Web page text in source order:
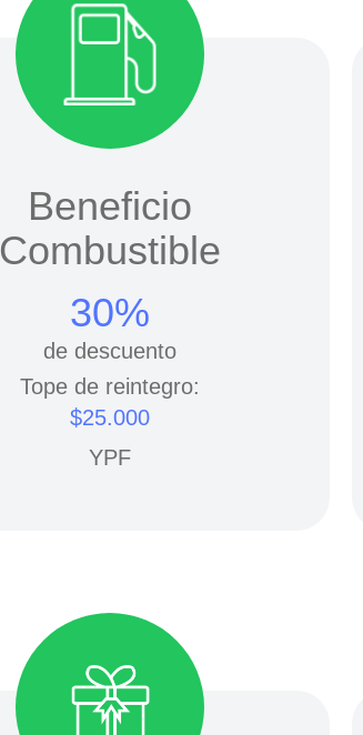
Beneficio
Combustible
30%
de descuento
Tope de reintegro:
$25.000
YPF